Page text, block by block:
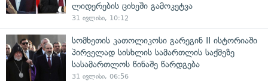
ლიდერების ციხეში გამოკეტვა
31 ივლისი, 10:12
სომხეთის კათოლიკოსი გარეგინ II ისტორიაში
პირველად სისხლის სამართლის საქმეზე
სასამართლოს წინაშე წარდგება
31 ივლისი, 06:56